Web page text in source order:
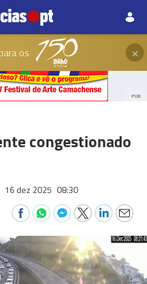
para os ×
PUB
congestionado
16 dez 2025 08:30